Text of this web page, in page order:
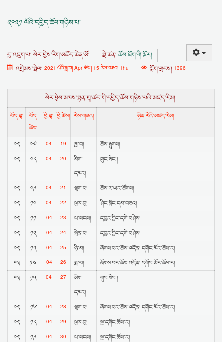
༢༠༢༡ ལོའི་དཔྱིད་ཆོས་གཉིས་པ།
དྲ་འཇུག་པ། སེར་བྱེས་རིག་མཛོད་ཆེན་མོ། སྡེ་ཚན། ཆོས་ཐོག་གི་སྐོར།
འགྲེམས་སྤེལ། 2021 ལོའི་ཟླ་བ། Apr ཚེས། 15 རེས་གཟའ། Thu ཀློག་གྲངས། 1396
སེར་བྱེས་མཁས་སྙན་གྲྭ་ཚང་གི་དཔྱིད་ཆོས་གཉིས་པའི་མཛད་རིམ།
བོད་ཟླ།
བོད་
ཚེས།
ཕྱི་ཟླ། ཕྱི་ཚེས། རེས་གཟའ། ཉིན་རེའི་མཛད་རིམ།
༠༣ ༠༧ 04 19 ཟླ་བ།
ཆོས་རྒྱུགས།
༠༣
༠༨ 04 20
མིག་
དམར།
གུང་སེང་།
༠༣ ༠༩ 04 21 ལྷག་པ།
ཆོས་ར་ཡར་ཚོགས།
༠༣
༡༠ 04 22 ཕུར་བུ།
ཤིང་སློང་དམ་བཅའ།
༠༣
༡༡ 04 23 པ་སངས།
དབྱར་གླིང་དགེ་བཤེས།
༠༣
༡༢ 04 24 སྤེན་པ།
དབྱར་གླིང་དགེ་བཤེས།
༠༣
༡༣ 04 25 ཉི་མ།
ཞོགས་པར་ཆོས་འདོན། དགོང་མོར་ཆོས་ར།
༠༣
༡༤ 04 26 ཟླ་བ།
ཞོགས་པར་ཆོས་འདོན། དགོང་མོར་ཆོས་ར།
༠༣
༡༥ 04 27
མིག་
དམར།
གུང་སེང་།
༠༣ ༡༦ 04 28 ལྷག་པ།
ཞོགས་པར་ཆོས་འདོན། དགོང་མོར་ཆོས་ར།
༠༣
༡༨ 04 29 ཕུར་བུ།
སྔ་དགོང་ཆོས་ར།
༠༣
༡༩ 04 30 པ་སངས།
སྔ་དགོང་ཆོས་ར།